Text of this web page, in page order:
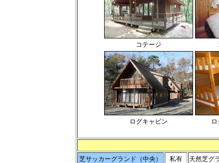
コテージ
ログキャビン
芝サッカーグランド（中央） 私有
天然芝グ